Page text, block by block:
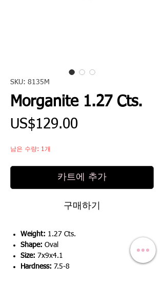
SKU: 8135M
Morganite 1.27 Cts.
US$129.00가
남은 수량: 1개
카트에 추가
구매하기
Weight: 1.27 Cts.
Shape: Oval
Size: 7x9x4.1
Hardness: 7.5-8